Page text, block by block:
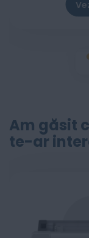
Am găsit
te-ar